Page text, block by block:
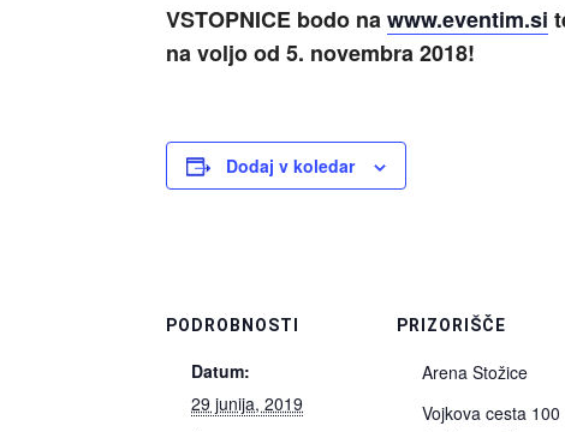
VSTOPNICE bodo nawww.eventim.si
na voljo od 5. novembra 2018!
Dodaj v koledar
PODROBNOSTI
Datum:
29 junija, 2019
PRIZORIŠČE
Arena Stožice
Vojkova cesta 100